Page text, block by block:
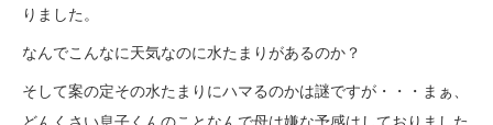
りました。
なんでこんなに天気なのに水たまりがあるのか？
そして案の定その水たまりにハマるのかは謎ですが・・・まぁ、